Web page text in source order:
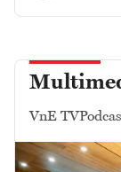
VnE TV